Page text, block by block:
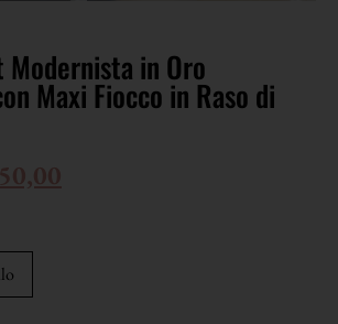
in Oro
Maxi Fiocco in Raso di